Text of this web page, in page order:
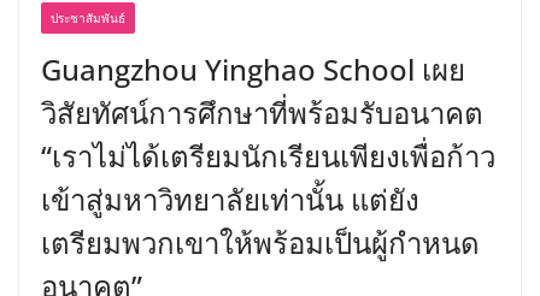
ประชาสัมพันธ์
Guangzhou Yinghao School เผย
วิสัยทัศน์การศึกษาที่พร้อมรับอนาคต
“เราไม่ได้เตรียมนักเรียนเพียงเพื่อก้าว
เข้าสู่มหาวิทยาลัยเท่านั้น แต่ยัง
เตรียมพวกเขาให้พร้อมเป็นผู้กำหนด
อนาคต”